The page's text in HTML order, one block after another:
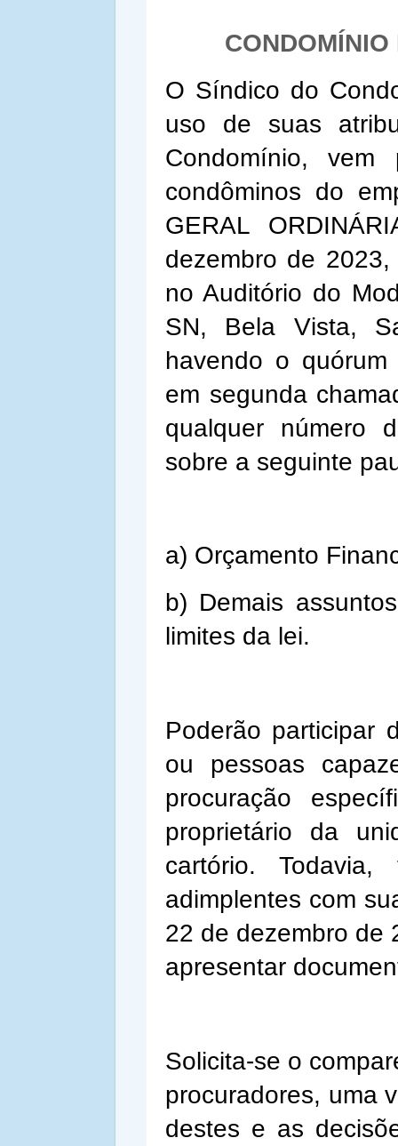
O Síndico do
uso de suas
Condomínio,
condôminos do
GERAL
dezembro de
no Auditório do
SN, Bela Vista,
havendo o
em segunda
qualquer número
sobre a seguinte
a) Orçamento
b) Demais
limites da lei.
Poderão participar
ou pessoas
procuração
proprietário da
cartório.
adimplentes com
22 de dezembro de
apresentar
Solicita-se o
procuradores, uma
destes e as